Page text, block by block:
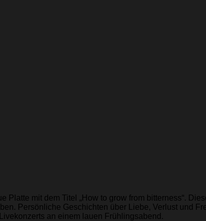
mit dem Titel „How to grow from bitterness“.
Persönliche Geschichten über Liebe, Verlust und
an einem lauen Frühlingsabend.